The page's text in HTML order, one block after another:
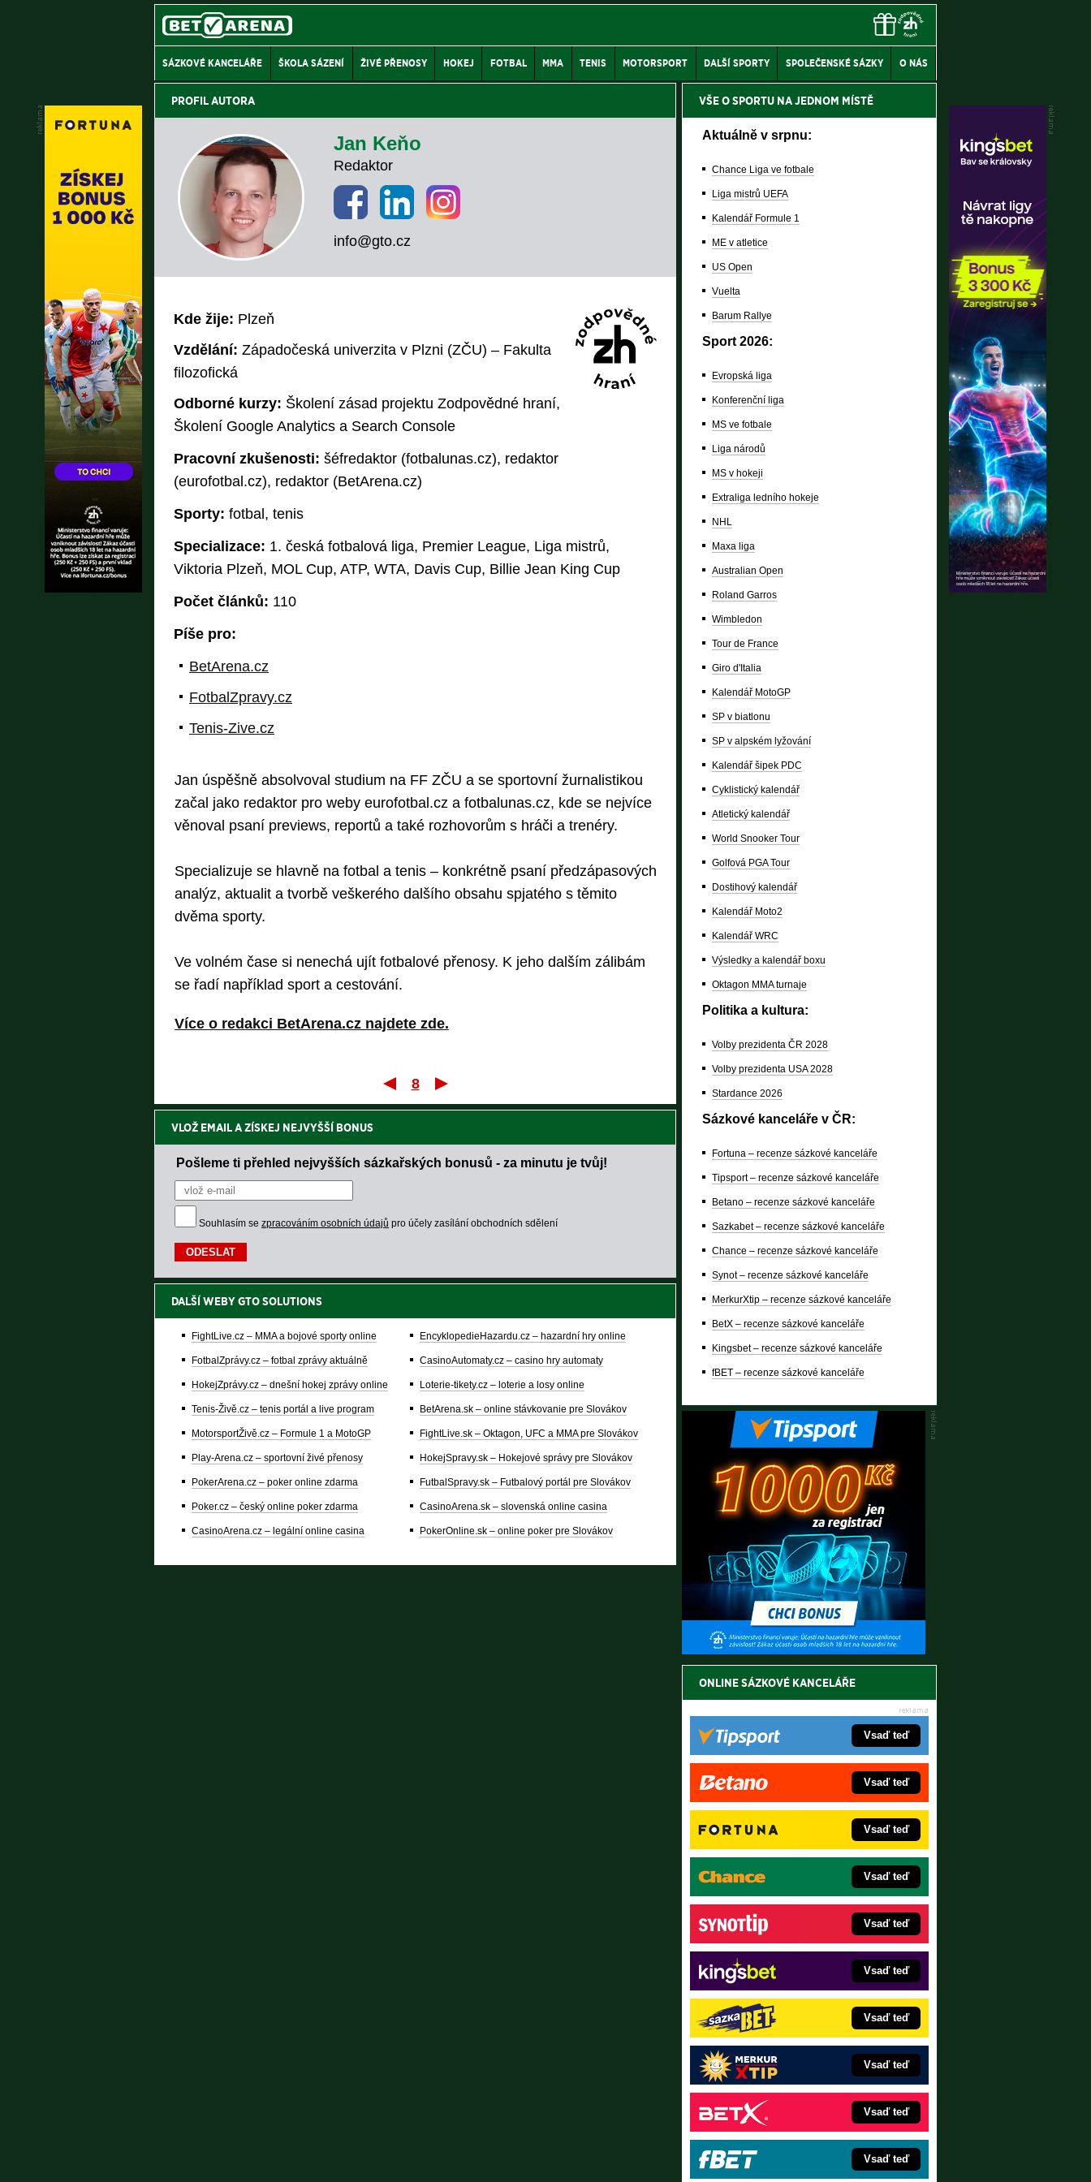
SÁZKOVÉ KANCELÁŘE ŠKOLA SÁZENÍ ŽIVÉ PŘENOSY HOKEJ FOTBAL MMA TENIS MOTORSPORT DALŠÍ SPORTY SPOLEČENSKÉ SÁZKY O NÁS
PROFIL AUTORA
Jan Keňo
Redaktor
info@gto.cz
Kde žije: Plzeň
Vzdělání: Západočeská univerzita v Plzni (ZČU) – Fakulta
filozofická
Odborné kurzy: Školení zásad projektu Zodpovědné hraní,
Školení Google Analytics a Search Console
Pracovní zkušenosti: šéfredaktor (fotbalunas.cz), redaktor
(eurofotbal.cz), redaktor (BetArena.cz)
Sporty: fotbal, tenis
Specializace: 1. česká fotbalová liga, Premier League, Liga mistrů,
Viktoria Plzeň, MOL Cup, ATP, WTA, Davis Cup, Billie Jean King Cup
Počet článků: 110
Píše pro:
BetArena.cz
FotbalZpravy.cz
Tenis-Zive.cz
Jan úspěšně absolvoval studium na FF ZČU a se sportovní žurnalistikou
začal jako redaktor pro weby eurofotbal.cz a fotbalunas.cz, kde se nejvíce
věnoval psaní previews, reportů a také rozhovorům s hráči a trenéry.
Specializuje se hlavně na fotbal a tenis – konkrétně psaní předzápasových
analýz, aktualit a tvorbě veškerého dalšího obsahu spjatého s těmito
dvěma sporty.
Ve volném čase si nenechá ujít fotbalové přenosy. K jeho dalším zálibám
se řadí například sport a cestování.
Více o redakci BetArena.cz najdete zde.
8
VLOŽ EMAIL A ZÍSKEJ NEJVYŠŠÍ BONUS
Pošleme ti přehled nejvyšších sázkařských bonusů - za minutu je tvůj!
Souhlasím se zpracováním osobních údajů pro účely zasílání obchodních sdělení
DALŠÍ WEBY GTO SOLUTIONS
FightLive.cz – MMA a bojové sporty online
FotbalZprávy.cz – fotbal zprávy aktuálně
HokejZprávy.cz – dnešní hokej zprávy online
Tenis-Živě.cz – tenis portál a live program
MotorsportŽivě.cz – Formule 1 a MotoGP
Play-Arena.cz – sportovní živé přenosy
PokerArena.cz – poker online zdarma
Poker.cz – český online poker zdarma
CasinoArena.cz – legální online casina
EncyklopedieHazardu.cz – hazardní hry online
CasinoAutomaty.cz – casino hry automaty
Loterie-tikety.cz – loterie a losy online
BetArena.sk – online stávkovanie pre Slovákov
FightLive.sk – Oktagon, UFC a MMA pre Slovákov
HokejSpravy.sk – Hokejové správy pre Slovákov
FutbalSpravy.sk – Futbalový portál pre Slovákov
CasinoArena.sk – slovenská online casina
PokerOnline.sk – online poker pre Slovákov
VŠE O SPORTU NA JEDNOM MÍSTĚ
Aktuálně v srpnu:
Chance Liga ve fotbale
Liga mistrů UEFA
Kalendář Formule 1
ME v atletice
US Open
Vuelta
Barum Rallye
Sport 2026:
Evropská liga
Konferenční liga
MS ve fotbale
Liga národů
MS v hokeji
Extraliga ledního hokeje
NHL
Maxa liga
Australian Open
Roland Garros
Wimbledon
Tour de France
Giro d'Italia
Kalendář MotoGP
SP v biatlonu
SP v alpském lyžování
Kalendář šipek PDC
Cyklistický kalendář
Atletický kalendář
World Snooker Tour
Golfová PGA Tour
Dostihový kalendář
Kalendář Moto2
Kalendář WRC
Výsledky a kalendář boxu
Oktagon MMA turnaje
Politika a kultura:
Volby prezidenta ČR 2028
Volby prezidenta USA 2028
Stardance 2026
Sázkové kanceláře v ČR:
Fortuna – recenze sázkové kanceláře
Tipsport – recenze sázkové kanceláře
Betano – recenze sázkové kanceláře
Sazkabet – recenze sázkové kanceláře
Chance – recenze sázkové kanceláře
Synot – recenze sázkové kanceláře
MerkurXtip – recenze sázkové kanceláře
BetX – recenze sázkové kanceláře
Kingsbet – recenze sázkové kanceláře
fBET – recenze sázkové kanceláře
ONLINE SÁZKOVÉ KANCELÁŘE
Vsaď teď
Vsaď teď
Vsaď teď
Vsaď teď
Vsaď teď
Vsaď teď
Vsaď teď
Vsaď teď
Vsaď teď
Vsaď teď